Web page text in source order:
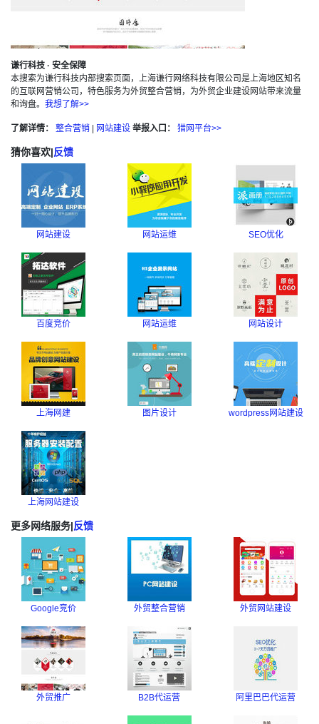
谦行科技 · 安全保障
本搜索为谦行科技内部搜索页面，上海谦行网络科技有限公司是上海地区知名
的互联网营销公司，特色服务为外贸整合营销，为外贸企业建设网站带来流量
和询盘。 我想了解>>
了解详情： 整合营销 网站建设 举报入口： 猎网平台>>
猜你喜欢|反馈
网站建设 网站运维 SEO优化
百度竞价 网站运维 网站设计
上海网建 图片设计 wordpress网站建设
上海网站建设
更多网络服务|反馈
Google竞价 外贸整合营销 外贸网站建设
外贸推广 B2B代运营 阿里巴巴代运营